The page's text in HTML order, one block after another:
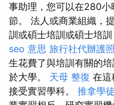
事助理，您可以在280小
節。 法人或商業組織，
訓或碩士培訓或碩士培
seo 意思 旅行社代辦護照
生花費了與培訓有關的
於大學。 天母 整復 在這
接受實習學科。 推拿學徒